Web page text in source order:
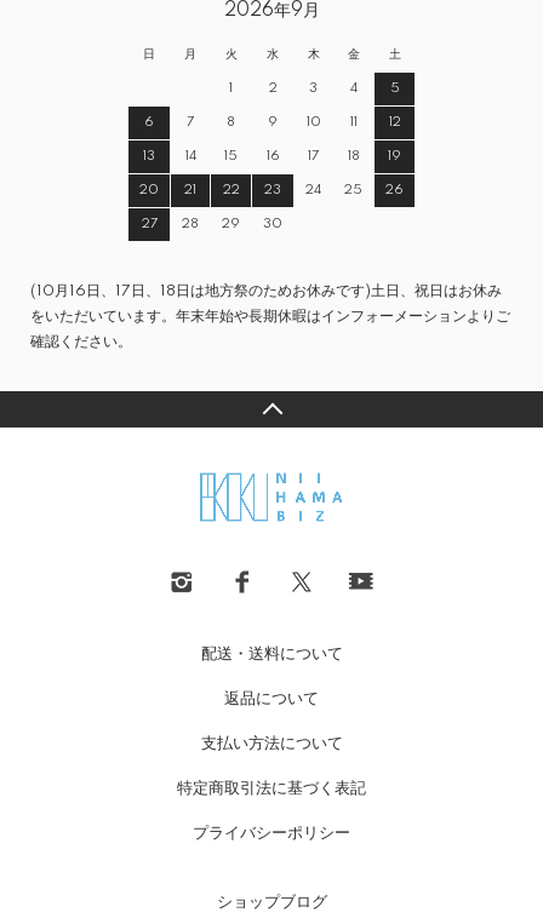
2026年9月
日 月 火 水 木 金 土
1 2 3 4 5
6 7 8 9 10 11 12
13 14 15 16 17 18 19
20 21 22 23 24 25 26
27 28 29 30
(10月16日、17日、18日は地方祭のためお休みです)土日、祝日はお休み
をいただいています。年末年始や長期休暇はインフォーメーションよりご
確認ください。
配送・送料について
返品について
支払い方法について
特定商取引法に基づく表記
プライバシーポリシー
ショップブログ